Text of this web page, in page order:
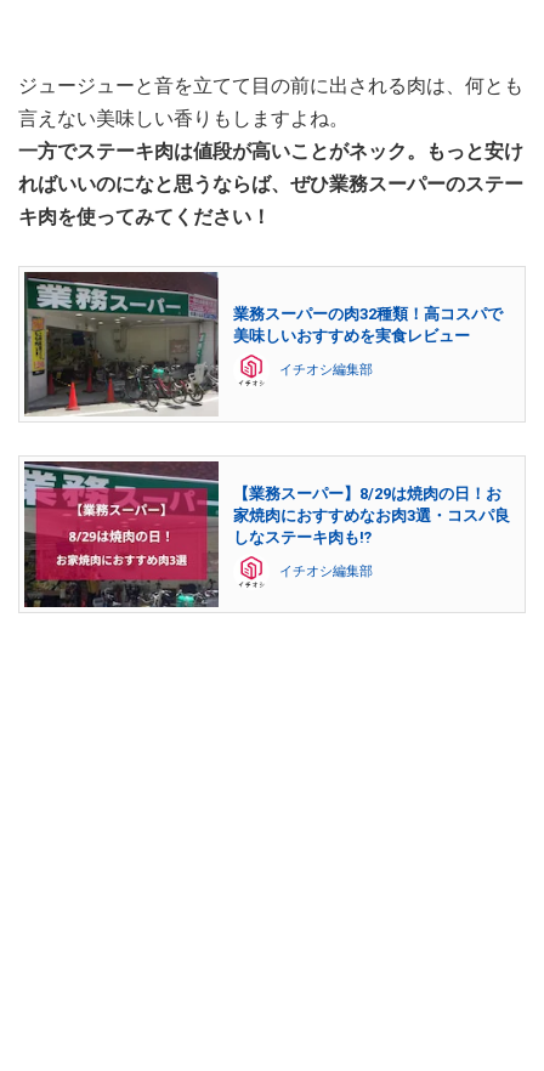
ジュージューと音を立てて目の前に出される肉は、何とも
言えない美味しい香りもしますよね。
一方でステーキ肉は値段が高いことがネック。もっと安け
ればいいのになと思うならば、ぜひ業務スーパーのステー
キ肉を使ってみてください！
業務スーパーの肉32種類！高コスパで
美味しいおすすめを実食レビュー
イチオシ編集部
【業務スーパー】8/29は焼肉の日！お
家焼肉におすすめなお肉3選・コスパ良
しなステーキ肉も⁉
イチオシ編集部